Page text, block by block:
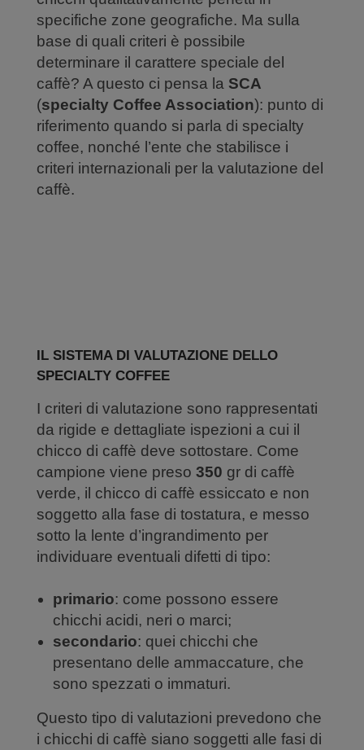
specifiche zone geografiche. Ma sulla
base di quali criteri è possibile
determinare il carattere speciale del
caffè? A questo ci pensa la SCA
(specialty Coffee Association): punto di
riferimento quando si parla di specialty
coffee, nonché l’ente che stabilisce i
criteri internazionali per la valutazione del
caffè.
IL SISTEMA DI VALUTAZIONE DELLO
SPECIALTY COFFEE
I criteri di valutazione sono rappresentati
da rigide e dettagliate ispezioni a cui il
chicco di caffè deve sottostare. Come
campione viene preso 350 gr di caffè
verde, il chicco di caffè essiccato e non
soggetto alla fase di tostatura, e messo
sotto la lente d’ingrandimento per
individuare eventuali difetti di tipo:
primario: come possono essere
chicchi acidi, neri o marci;
secondario: quei chicchi che
presentano delle ammaccature, che
sono spezzati o immaturi.
Questo tipo di valutazioni prevedono che
i chicchi di caffè siano soggetti alle fasi di